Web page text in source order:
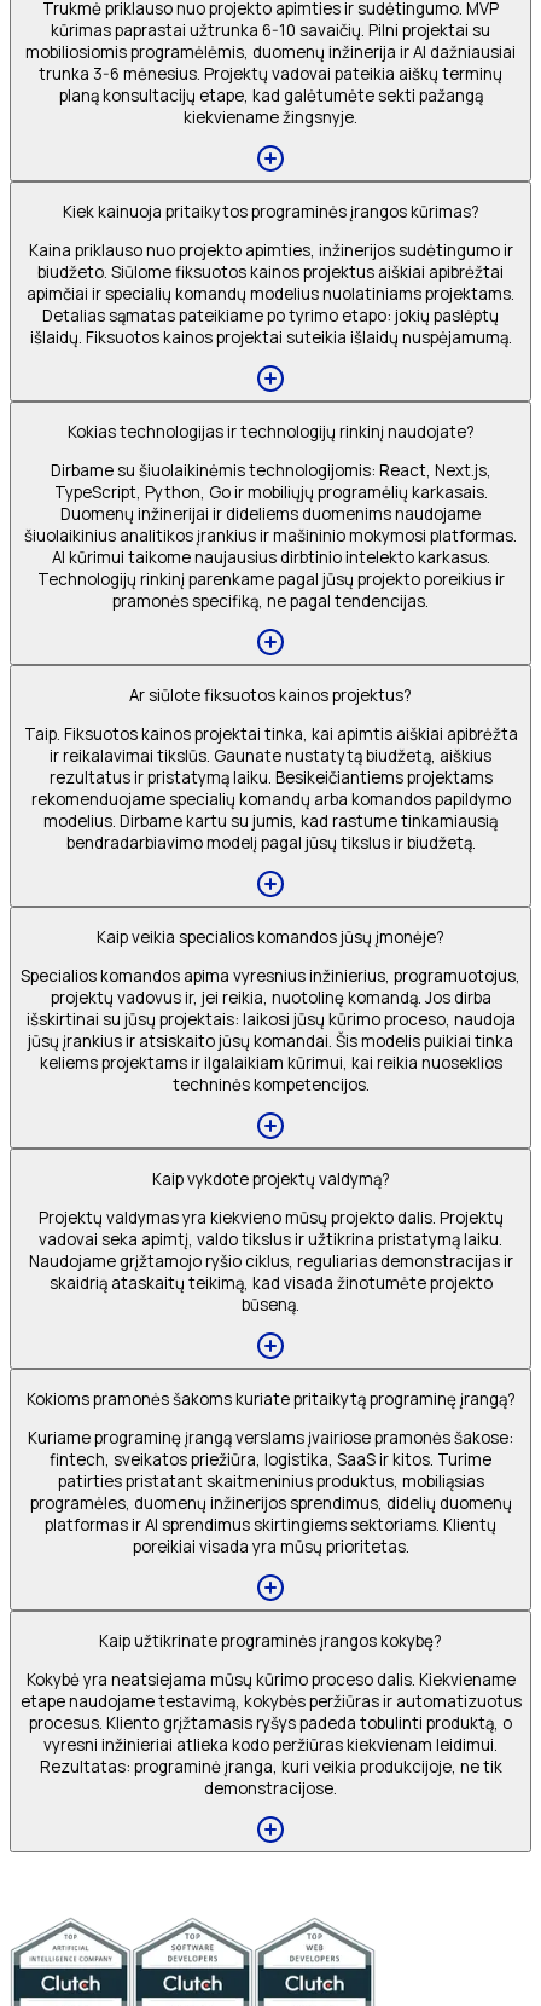
Trukmė priklauso nuo projekto apimties ir sudėtingumo. MVP
kūrimas paprastai užtrunka 6-10 savaičių. Pilni projektai su
mobiliosiomis programėlėmis, duomenų inžinerija ir AI dažniausiai
trunka 3-6 mėnesius. Projektų vadovai pateikia aiškų terminų
planą konsultacijų etape, kad galėtumėte sekti pažangą
kiekviename žingsnyje.
Kiek kainuoja pritaikytos programinės įrangos kūrimas?
Kaina priklauso nuo projekto apimties, inžinerijos sudėtingumo ir
biudžeto. Siūlome fiksuotos kainos projektus aiškiai apibrėžtai
apimčiai ir specialių komandų modelius nuolatiniams projektams.
Detalias sąmatas pateikiame po tyrimo etapo: jokių paslėptų
išlaidų. Fiksuotos kainos projektai suteikia išlaidų nuspėjamumą.
Kokias technologijas ir technologijų rinkinį naudojate?
Dirbame su šiuolaikinėmis technologijomis: React, Next.js,
TypeScript, Python, Go ir mobiliųjų programėlių karkasais.
Duomenų inžinerijai ir dideliems duomenims naudojame
šiuolaikinius analitikos įrankius ir mašininio mokymosi platformas.
AI kūrimui taikome naujausius dirbtinio intelekto karkasus.
Technologijų rinkinį parenkame pagal jūsų projekto poreikius ir
pramonės specifiką, ne pagal tendencijas.
Ar siūlote fiksuotos kainos projektus?
Taip. Fiksuotos kainos projektai tinka, kai apimtis aiškiai apibrėžta
ir reikalavimai tikslūs. Gaunate nustatytą biudžetą, aiškius
rezultatus ir pristatymą laiku. Besikeičiantiems projektams
rekomenduojame specialių komandų arba komandos papildymo
modelius. Dirbame kartu su jumis, kad rastume tinkamiausią
bendradarbiavimo modelį pagal jūsų tikslus ir biudžetą.
Kaip veikia specialios komandos jūsų įmonėje?
Specialios komandos apima vyresnius inžinierius, programuotojus,
projektų vadovus ir, jei reikia, nuotolinę komandą. Jos dirba
išskirtinai su jūsų projektais: laikosi jūsų kūrimo proceso, naudoja
jūsų įrankius ir atsiskaito jūsų komandai. Šis modelis puikiai tinka
keliems projektams ir ilgalaikiam kūrimui, kai reikia nuoseklios
techninės kompetencijos.
Kaip vykdote projektų valdymą?
Projektų valdymas yra kiekvieno mūsų projekto dalis. Projektų
vadovai seka apimtį, valdo tikslus ir užtikrina pristatymą laiku.
Naudojame grįžtamojo ryšio ciklus, reguliarias demonstracijas ir
skaidrią ataskaitų teikimą, kad visada žinotumėte projekto
būseną.
Kokioms pramonės šakoms kuriate pritaikytą programinę įrangą?
Kuriame programinę įrangą verslams įvairiose pramonės šakose:
fintech, sveikatos priežiūra, logistika, SaaS ir kitos. Turime
patirties pristatant skaitmeninius produktus, mobiliąsias
programėles, duomenų inžinerijos sprendimus, didelių duomenų
platformas ir AI sprendimus skirtingiems sektoriams. Klientų
poreikiai visada yra mūsų prioritetas.
Kaip užtikrinate programinės įrangos kokybę?
Kokybė yra neatsiejama mūsų kūrimo proceso dalis. Kiekviename
etape naudojame testavimą, kokybės peržiūras ir automatizuotus
procesus. Kliento grįžtamasis ryšys padeda tobulinti produktą, o
vyresni inžinieriai atlieka kodo peržiūras kiekvienam leidimui.
Rezultatas: programinė įranga, kuri veikia produkcijoje, ne tik
demonstracijose.